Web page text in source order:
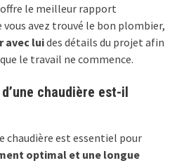
le meilleur rapport
avez trouvé le bon plombier,
avec luides détails du projet afin
le travail ne commence.
chaudière est-il
chaudière est essentiel pour
optimal et une longue